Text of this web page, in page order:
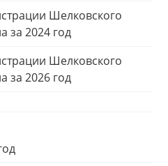
Шелковского
за 2024 год
Шелковского
за 2026 год